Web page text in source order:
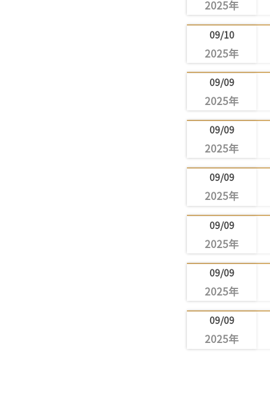
2025年
09/10
2025年
09/09
2025年
09/09
2025年
09/09
2025年
09/09
2025年
09/09
2025年
09/09
2025年